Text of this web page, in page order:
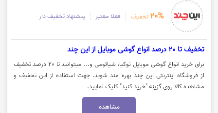
20% تخفیف فعلا معتبر پیشنهاد تخفیف دار
تخفیف تا 20 درصد انواع گوشی موبایل از این چند
برای خرید انواع گوشی موبایل نوکیا، شیائومی و... میتوانید تا 20 درصد تخفیف
از فروشگاه اینترنتی این چند بهره مند شوید. جهت استفاده از این تخفیف و
مشاهده کالا روی گزینه "خرید کنید" کلیک نمایید.
مشاهده